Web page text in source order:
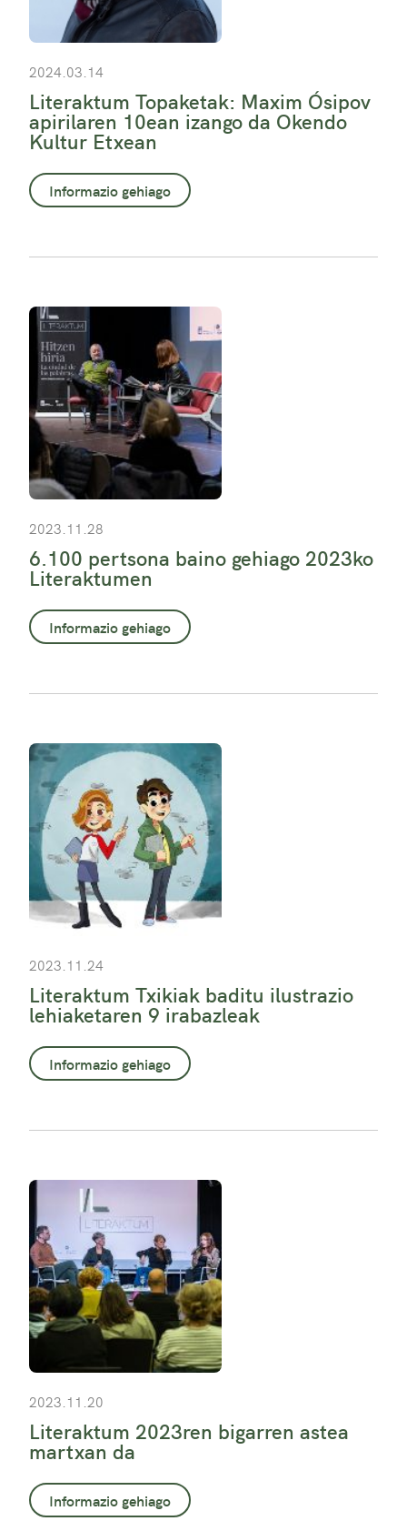
2024.03.14
Literaktum Topaketak: Maxim Ósipov
apirilaren 10ean izango da Okendo
Kultur Etxean
Informazio gehiago
2023.11.28
6.100 pertsona baino gehiago 2023ko
Literaktumen
Informazio gehiago
2023.11.24
Literaktum Txikiak baditu ilustrazio
lehiaketaren 9 irabazleak
Informazio gehiago
2023.11.20
Literaktum 2023ren bigarren astea
martxan da
Informazio gehiago